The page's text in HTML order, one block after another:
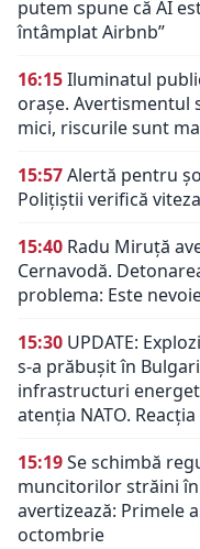
putem spune că AI
întâmplat Airbnb”
16:15Iluminatul
orașe. Avertismentul
mici, riscurile sunt
15:57Alertă pentru
Polițiștii verifică
15:40 Radu Miruță
Cernavodă.
problema: Este
15:30 UPDATE:
s-a prăbușit în
infrastructuri
atenția NATO.
15:19Se schimbă
muncitorilor străini
avertizează: Primele
octombrie